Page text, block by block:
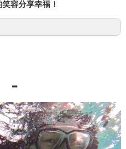
全法救助員
表島兩大經典活動路線
容分享幸福！
-